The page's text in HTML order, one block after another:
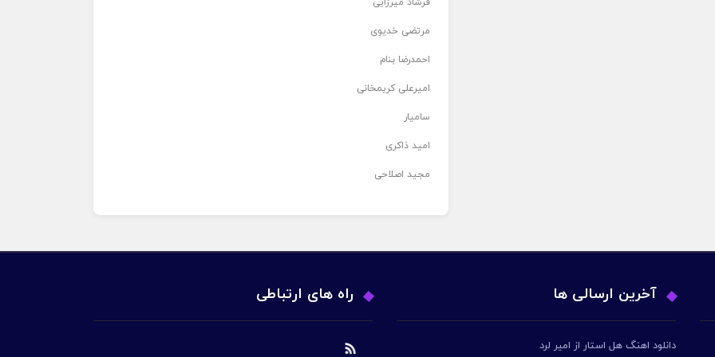
مرتضی خدیوی
احمدرضا بنام
امیرعلی کریمخانی
سامیار
امید ذاکری
مجید اصلاحی
آخرین ارسالی ها
دانلود اهنگ هل استار از امیر لرد
راه های ارتباطی